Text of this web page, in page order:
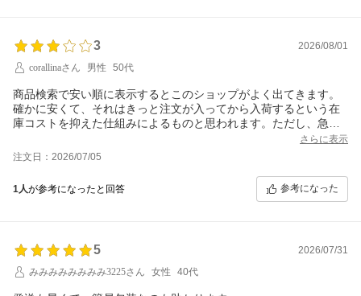
3
2026/08/01
corallinaさん
男性 50代
商品検索で安い順に表示するとこのショップがよく出てきます。
確かに安くて、それはきっと注文が入ってから入荷するという在
庫コストを抑えた仕組みによるものと思われます。ただし、急い
でいる方は要注意。前回は注文から配達まで10日間と、まあそん
なものかと思いましたが、今回は24日間かかりました。
さらに表示
注文日：2026/07/05
1人が参考になったと回答 参考になった
5
2026/07/31
みみみみみみみみ3225さん
女性 40代